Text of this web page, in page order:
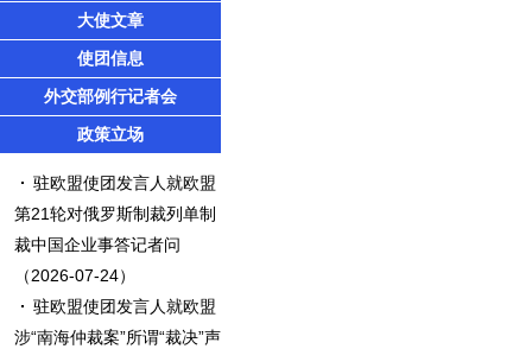
大使文章
使团信息
外交部例行记者会
政策立场
驻欧盟使团发言人就欧盟
第21轮对俄罗斯制裁列单制
裁中国企业事答记者问
（2026-07-24）
驻欧盟使团发言人就欧盟
涉“南海仲裁案”所谓“裁决”声